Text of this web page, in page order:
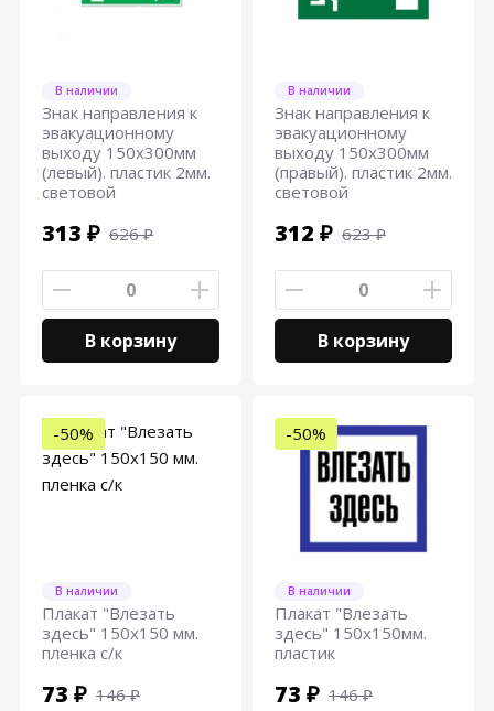
В наличии
Знак направления к
эвакуационному
выходу 150х300мм
(левый). пластик 2мм.
световой
313 ₽ 626 ₽
В корзину
В наличии
Знак направления к
эвакуационному
выходу 150х300мм
(правый). пластик 2мм.
световой
312 ₽ 623 ₽
В корзину
-50%
В наличии
Плакат "Влезать
здесь" 150х150 мм.
пленка с/к
73 ₽ 146 ₽
-50%
В наличии
Плакат "Влезать
здесь" 150х150мм.
пластик
73 ₽ 146 ₽